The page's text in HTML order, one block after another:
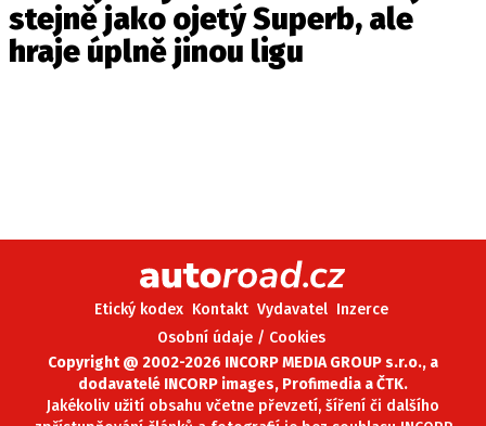
stejně jako ojetý Superb, ale
hraje úplně jinou ligu
Etický kodex Kontakt Vydavatel Inzerce
Osobní údaje / Cookies
Copyright @ 2002-2026 INCORP MEDIA GROUP s.r.o., a
dodavatelé INCORP images, Profimedia a ČTK.
Jakékoliv užití obsahu včetne převzetí, šíření či dalšího